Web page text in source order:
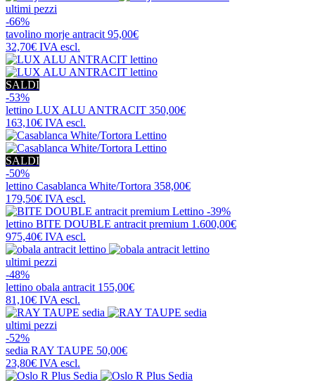
ultimi pezzi
-66%
tavolino morje antracit 95,00€
32,70€ IVA escl.
SALDI
-53%
lettino LUX ALU ANTRACIT 350,00€
163,10€ IVA escl.
SALDI
-50%
lettino Casablanca White/Tortora 358,00€
179,50€ IVA escl.
-39%
lettino BITE DOUBLE antracit premium 1.600,00€
975,40€ IVA escl.
ultimi pezzi
-48%
lettino obala antracit 155,00€
81,10€ IVA escl.
ultimi pezzi
-52%
sedia RAY TAUPE 50,00€
23,80€ IVA escl.